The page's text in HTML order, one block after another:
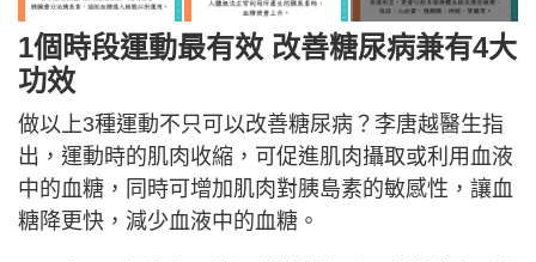
1個時段運動最有效 改善糖尿病兼有4大
功效
做以上3種運動不只可以改善糖尿病？李唐越醫生指
出，運動時的肌肉收縮，可促進肌肉攝取或利用血液
中的血糖，同時可增加肌肉對胰島素的敏感性，讓血
糖降更快，減少血液中的血糖。